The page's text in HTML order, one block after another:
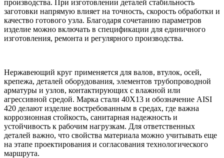
производства. При изготовлении деталей стабильность
заготовки напрямую влияет на точность, скорость обработки и
качество готового узла. Благодаря сочетанию параметров
изделие можно включать в спецификации для единичного
изготовления, ремонта и регулярного производства.
Нержавеющий круг применяется для валов, втулок, осей,
крепежа, деталей оборудования, элементов трубопроводной
арматуры и узлов, контактирующих с влажной или
агрессивной средой. Марка стали 40Х13 и обозначение AISI
420 делают изделие востребованным в средах, где важна
коррозионная стойкость, санитарная надежность и
устойчивость к рабочим нагрузкам. Для ответственных
деталей важно, что свойства материала можно учитывать еще
на этапе проектирования и согласования технологического
маршрута.